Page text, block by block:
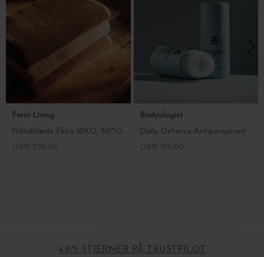
Ferm Living
Håndklæde Ekko ØKO, 50*100 - Fl. farver
Bodyologist
Daily Defence Antiperspirant Roll-on Deodorant
4.9/5 STJERNER PÅ TRUSTPILOT